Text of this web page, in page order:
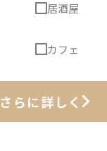
居酒屋
カフェ
さらに詳しく